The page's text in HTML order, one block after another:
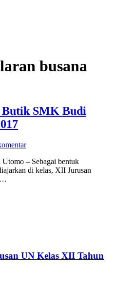
busana
Butik SMK Budi
– Sebagai bentuk
di kelas, XII Jurusan
…
UN Kelas XII Tahun